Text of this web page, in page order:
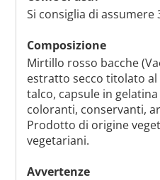
Si consiglia di assumere
Composizione
Mirtillo rosso bacche
estratto secco titolato
talco, capsule in
coloranti, conservanti,
Prodotto di origine
vegetariani.
Avvertenze